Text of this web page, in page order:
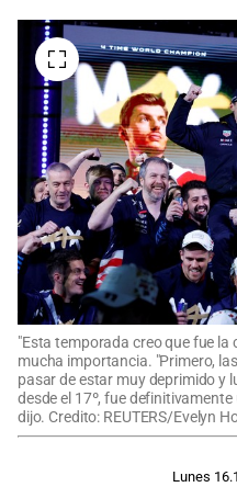
"Esta temporada creo que fue la
mucha importancia. "Primero,
pasar de estar muy deprimido y
desde el 17º, fue
dijo. Credito: REUTERS/Evelyn
Lunes